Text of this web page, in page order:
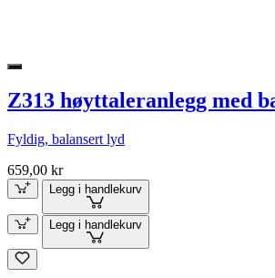
Z313 høyttaleranlegg med
Fyldig, balansert lyd
659,00 kr
Legg i handlekurv
Legg i handlekurv